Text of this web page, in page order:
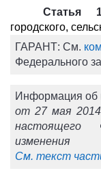
Статья
городского,
ГАРАНТ: См.
Федерального
Информация об
от 27 мая
настоящего
изменения
См. текст